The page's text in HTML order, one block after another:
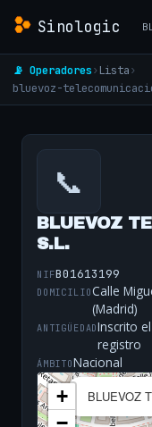
Sinologic
📡 Operadores› Lista›
bluevoz-
📞
BLUEVOZ
S.L.
NIFB01613199
DOMICILIOCalle
(Madrid)
ANTIGÜEDADInscrito
registro
ÁMBITONacional
BLUEVOZ
+